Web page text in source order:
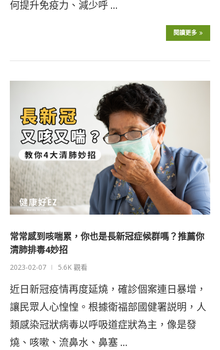
何提升免疫力、減少呼 …
閱讀更多
常常感到咳喘累，你也是長新冠症候群嗎？推薦你
清肺排毒4妙招
2023-02-07 5.6K 觀看
近日新冠疫情再度延燒，確診個案連日暴增，
讓民眾人心惶惶。根據衛福部國健署説明，人
類感染冠狀病毒以呼吸道症狀為主，像是發
燒、咳嗽、流鼻水、鼻塞 …